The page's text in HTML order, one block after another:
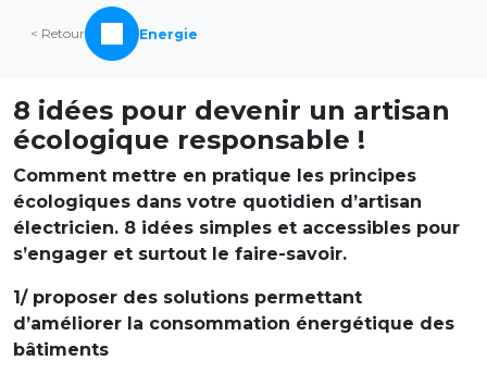
< Retour Energie
8 idées pour devenir un artisan
écologique responsable !
Comment mettre en pratique les principes
écologiques dans votre quotidien d’artisan
électricien. 8 idées simples et accessibles pour
s’engager et surtout le faire-savoir.
1/ proposer des solutions permettant
d’améliorer la consommation énergétique des
bâtiments